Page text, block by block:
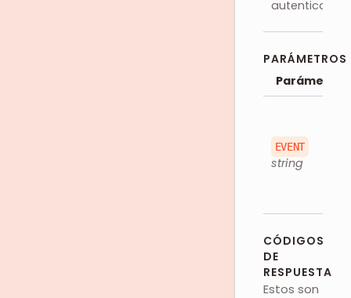
autenticación
PARÁMETROS
Parámetro
EVENT
string
CÓDIGOS
DE
RESPUESTA
Estos son